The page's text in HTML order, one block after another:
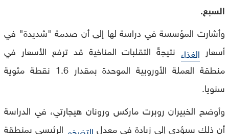
السبع.
وأشارت المؤسسة في دراسة لها إلى أن صدمة "شديدة" في
أسعار الغذاء نتيجةً التقلبات المناخية قد ترفع الأسعار في
منطقة العملة الأوروبية الموحدة بمقدار 1.6 نقطة مئوية
سنويا.
وأوضح الخبيران روبرت ماركس ورونان هيجارتي، في الدراسة
أن ذلك سيؤدي إلى زيادة في معدل التضخم الرئيسي بمنطقة